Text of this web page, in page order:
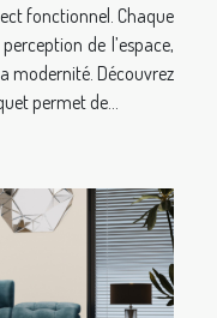
fonctionnel. Chaque
de l’espace,
modernité. Découvrez
permet de...